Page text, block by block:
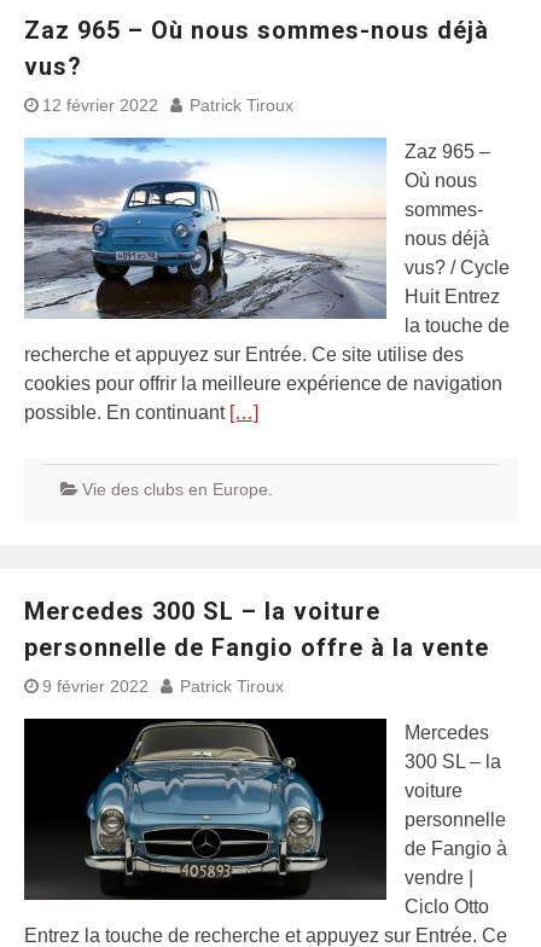
Zaz 965 – Où nous sommes-nous déjà
vus?
12 février 2022 Patrick Tiroux
Zaz 965 –
Où nous
sommes-
nous déjà
vus? / Cycle
Huit Entrez
la touche de
recherche et appuyez sur Entrée. Ce site utilise des
cookies pour offrir la meilleure expérience de navigation
possible. En continuant […]
Vie des clubs en Europe.
Mercedes 300 SL – la voiture
personnelle de Fangio offre à la vente
9 février 2022 Patrick Tiroux
Mercedes
300 SL – la
voiture
personnelle
de Fangio à
vendre |
Ciclo Otto
Entrez la touche de recherche et appuyez sur Entrée. Ce